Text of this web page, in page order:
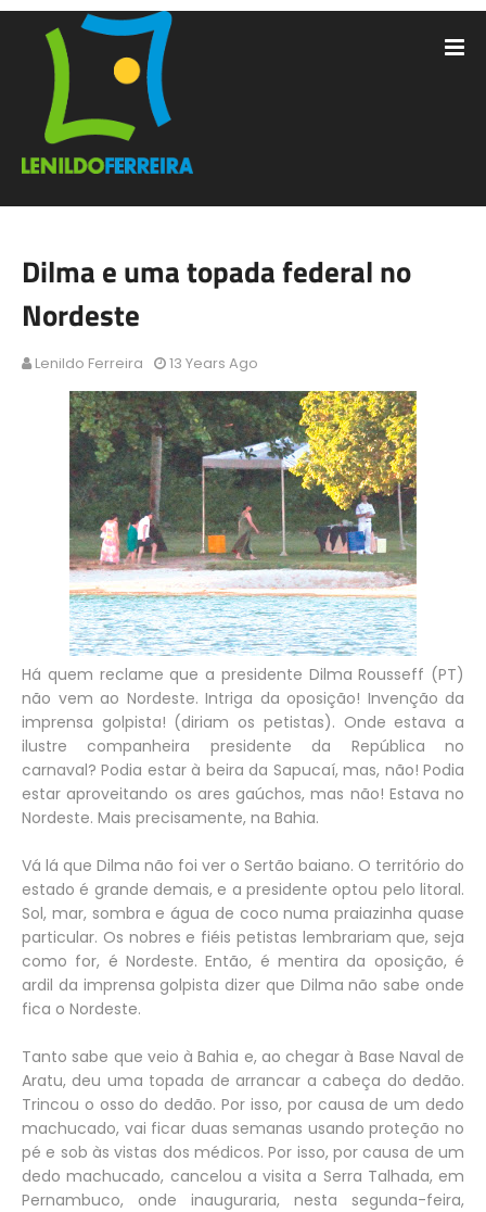
Dilma e uma topada federal no
Nordeste
Lenildo Ferreira 13 Years Ago
Há quem reclame que a presidente Dilma Rousseff (PT)
não vem ao Nordeste. Intriga da oposição! Invenção da
imprensa golpista! (diriam os petistas). Onde estava a
ilustre companheira presidente da República no
carnaval? Podia estar à beira da Sapucaí, mas, não! Podia
estar aproveitando os ares gaúchos, mas não! Estava no
Nordeste. Mais precisamente, na Bahia.
Vá lá que Dilma não foi ver o Sertão baiano. O território do
estado é grande demais, e a presidente optou pelo litoral.
Sol, mar, sombra e água de coco numa praiazinha quase
particular. Os nobres e fiéis petistas lembrariam que, seja
como for, é Nordeste. Então, é mentira da oposição, é
ardil da imprensa golpista dizer que Dilma não sabe onde
fica o Nordeste.
Tanto sabe que veio à Bahia e, ao chegar à Base Naval de
Aratu, deu uma topada de arrancar a cabeça do dedão.
Trincou o osso do dedão. Por isso, por causa de um dedo
machucado, vai ficar duas semanas usando proteção no
pé e sob às vistas dos médicos. Por isso, por causa de um
dedo machucado, cancelou a visita a Serra Talhada, em
Pernambuco, onde inauguraria, nesta segunda-feira,